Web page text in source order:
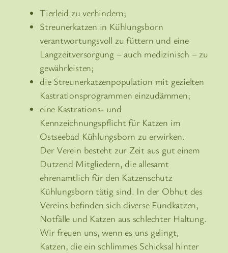
Tierleid zu verhindern;
Streunerkatzen in Kühlungsborn
verantwortungsvoll zu füttern und eine
Langzeitversorgung – auch medizinisch – zu
gewährleisten;
die Streunerkatzenpopulation mit gezielten
Kastrationsprogrammen einzudämmen;
eine Kastrations- und
Kennzeichnungspflicht für Katzen im
Ostseebad Kühlungsborn zu erwirken.
Der Verein besteht zur Zeit aus gut einem
Dutzend Mitgliedern, die allesamt
ehrenamtlich für den Katzenschutz
Kühlungsborn tätig sind. In der Obhut des
Vereins befinden sich diverse Fundkatzen,
Notfälle und Katzen aus schlechter Haltung.
Wir freuen uns, wenn es uns gelingt,
Katzen, die ein schlimmes Schicksal hinter